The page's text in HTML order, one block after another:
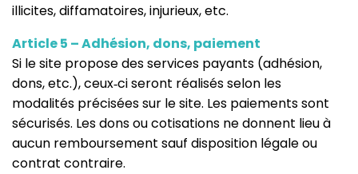
illicites, diffamatoires, injurieux, etc.
Article 5 – Adhésion, dons, paiement
Si le site propose des services payants (adhésion,
dons, etc.), ceux‑ci seront réalisés selon les
modalités précisées sur le site. Les paiements sont
sécurisés. Les dons ou cotisations ne donnent lieu à
aucun remboursement sauf disposition légale ou
contrat contraire.